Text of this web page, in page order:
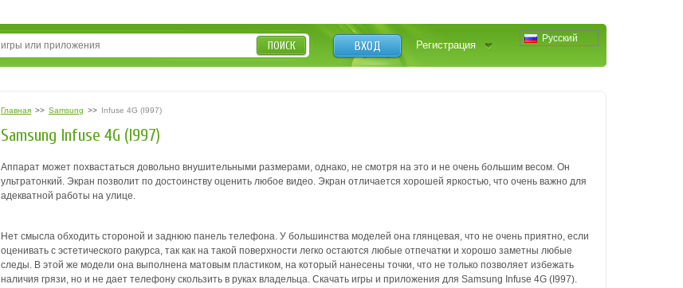
Русский
ВХОД Регистрация
ПОИСК
Главная >> Samsung >> Infuse 4G (I997)
Samsung Infuse 4G (I997)
Аппарат может похвастаться довольно внушительными размерами, однако, не смотря на это и не очень большим весом. Он
ультратонкий. Экран позволит по достоинству оценить любое видео. Экран отличается хорошей яркостью, что очень важно для
адекватной работы на улице.
Нет смысла обходить стороной и заднюю панель телефона. У большинства моделей она глянцевая, что не очень приятно, если
оценивать с эстетического ракурса, так как на такой поверхности легко остаются любые отпечатки и хорошо заметны любые
следы. В этой же модели она выполнена матовым пластиком, на который нанесены точки, что не только позволяет избежать
наличия грязи, но и не дает телефону скользить в руках владельца. Скачать игры и приложения для Samsung Infuse 4G (I997).